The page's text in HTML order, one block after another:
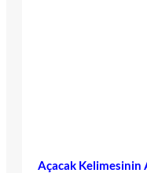
Açacak Kelimesinin